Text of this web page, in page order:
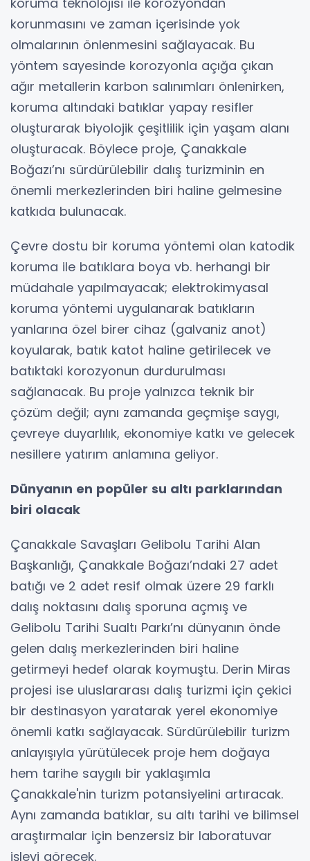
korunmasını ve zaman içerisinde yok
olmalarının önlenmesini sağlayacak. Bu
yöntem sayesinde korozyonla açığa çıkan
ağır metallerin karbon salınımları önlenirken,
koruma altındaki batıklar yapay resifler
oluşturarak biyolojik çeşitlilik için yaşam alanı
oluşturacak. Böylece proje, Çanakkale
Boğazı’nı sürdürülebilir dalış turizminin en
önemli merkezlerinden biri haline gelmesine
katkıda bulunacak.
Çevre dostu bir koruma yöntemi olan katodik
koruma ile batıklara boya vb. herhangi bir
müdahale yapılmayacak; elektrokimyasal
koruma yöntemi uygulanarak batıkların
yanlarına özel birer cihaz (galvaniz anot)
koyularak, batık katot haline getirilecek ve
batıktaki korozyonun durdurulması
sağlanacak. Bu proje yalnızca teknik bir
çözüm değil; aynı zamanda geçmişe saygı,
çevreye duyarlılık, ekonomiye katkı ve gelecek
nesillere yatırım anlamına geliyor.
Dünyanın en popüler su altı parklarından
biri olacak
Çanakkale Savaşları Gelibolu Tarihi Alan
Başkanlığı, Çanakkale Boğazı’ndaki 27 adet
batığı ve 2 adet resif olmak üzere 29 farklı
dalış noktasını dalış sporuna açmış ve
Gelibolu Tarihi Sualtı Parkı’nı dünyanın önde
gelen dalış merkezlerinden biri haline
getirmeyi hedef olarak koymuştu. Derin Miras
projesi ise uluslararası dalış turizmi için çekici
bir destinasyon yaratarak yerel ekonomiye
önemli katkı sağlayacak. Sürdürülebilir turizm
anlayışıyla yürütülecek proje hem doğaya
hem tarihe saygılı bir yaklaşımla
Çanakkale'nin turizm potansiyelini artıracak.
Aynı zamanda batıklar, su altı tarihi ve bilimsel
araştırmalar için benzersiz bir laboratuvar
işlevi görecek.